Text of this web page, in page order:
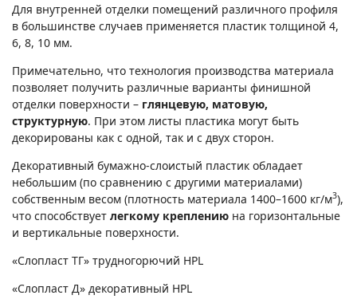
Для внутренней отделки помещений различного профиля
в большинстве случаев применяется пластик толщиной 4,
6, 8, 10 мм.
Примечательно, что технология производства материала
позволяет получить различные варианты финишной
отделки поверхности – глянцевую, матовую,
структурную. При этом листы пластика могут быть
декорированы как с одной, так и с двух сторон.
Декоративный бумажно-слоистый пластик обладает
небольшим (по сравнению с другими материалами)
собственным весом (плотность материала 1400–1600 кг/м3),
что способствует легкому креплению на горизонтальные
и вертикальные поверхности.
«Слопласт ТГ» трудногорючий HPL
«Слопласт Д» декоративный HPL